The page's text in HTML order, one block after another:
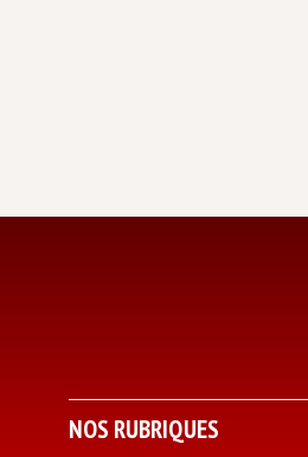
NOS RUBRIQUES